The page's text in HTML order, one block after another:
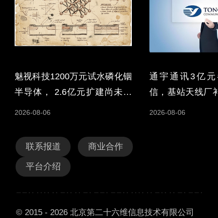
魅视科技1200万元试水磷化铟
半导体， 2.6亿元扩建尚未拍
板
2026-08-06
通宇通讯3亿
信，基站天线厂
美国认证
2026-08-06
联系报道 商业合作
平台介绍
© 2015 - 2026 北京第二十六维信息技术有限公司